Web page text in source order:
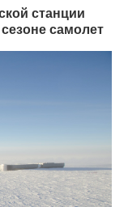
станции
самолет